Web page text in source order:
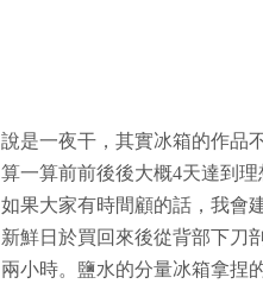
說是一夜干，其實冰箱的作品
算一算前前後後大概4天達到理
如果大家有時間顧的話，我會
新鮮日於買回來後從背部下刀
兩小時。鹽水的分量冰箱拿捏